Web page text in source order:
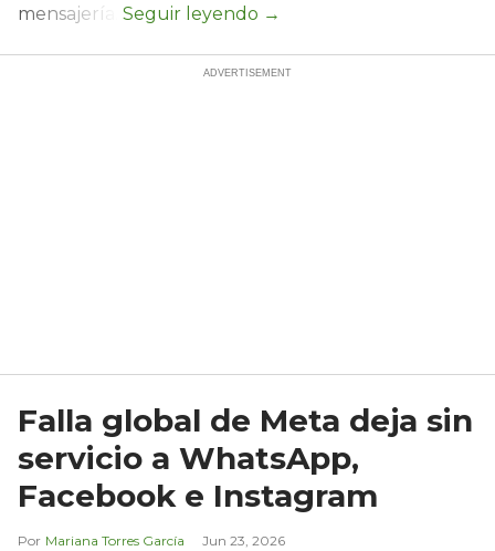
mensajería.
Falla global de Meta deja sin
servicio a WhatsApp,
Facebook e Instagram
Mariana Torres García Jun 23, 2026